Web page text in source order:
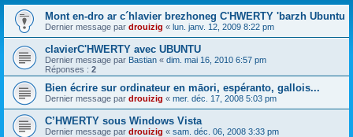
Mont en-dro ar c´hlavier brezhoneg C'HWERTY 'barzh Ubuntu
Dernier message par drouizig « lun. janv. 12, 2009 8:22 pm
clavierC'HWERTY avec UBUNTU
Dernier message par Bastian « dim. mai 16, 2010 6:57 pm
Réponses : 2
Bien écrire sur ordinateur en māori, espéranto, gallois...
Dernier message par drouizig « mer. déc. 17, 2008 5:03 pm
C’HWERTY sous Windows Vista
Dernier message par drouizig « sam. déc. 06, 2008 3:33 pm